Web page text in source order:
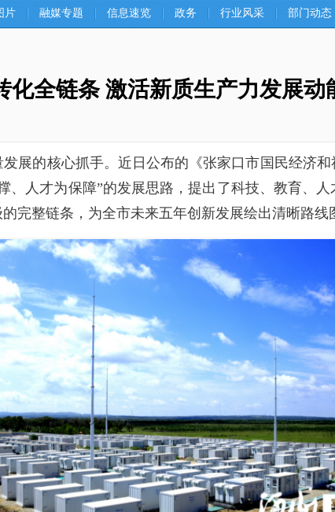
片 融媒专题 信息速览 政务 行业风采 部门动态
全链条 激活新质生产力发展动
的核心抓手。近日公布的《张家口市国民经济和
、人才为保障”的发展思路，提出了科技、教育、
完整链条，为全市未来五年创新发展绘出清晰路线